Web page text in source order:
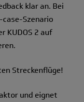
klar an. Bei
Szenario
KUDOS 2 auf
Streckenflüge!
und eignet